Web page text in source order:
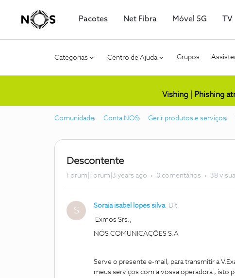
Pacotes Net Fibra Móvel 5G TV
Categorias Centro de Ajuda Grupos
Vishing | Phishing
Comunidade Conta NOS Gerir produtos e serviços
Descontente
Forum|Forum|3 years ago 0 comentários 38
S Soraia isabel lopes silva Bit
Exmos Srs.,
NÓS COMUNICAÇÕES S.A
Serve o presente e-mail, para transmitir a
meus serviços com a vossa operadora , isto